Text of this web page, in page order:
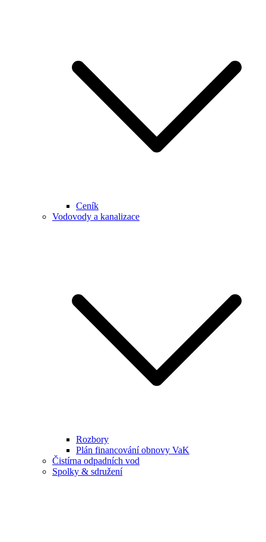
Ceník
Vodovody a kanalizace
Rozbory
Plán financování obnovy VaK
Čistírna odpadních vod
Spolky & sdružení